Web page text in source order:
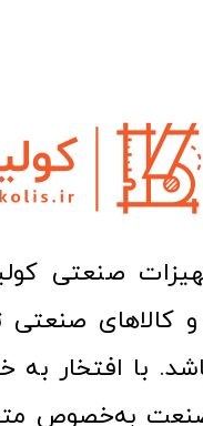
با افتخار
صنعت